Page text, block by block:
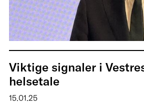
Viktige signaler i
helsetale
15.01.25